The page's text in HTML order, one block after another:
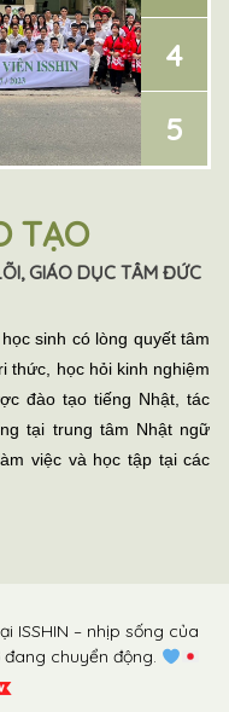
4
5
TẠO
GIÁO DỤC TÂM ĐỨC
sinh có lòng quyết tâm
thức, học hỏi kinh nghiệm
đào tạo tiếng Nhật, tác
tại trung tâm Nhật ngữ
việc và học tập tại các
ISSHIN – nhịp sống của
chuyển động.